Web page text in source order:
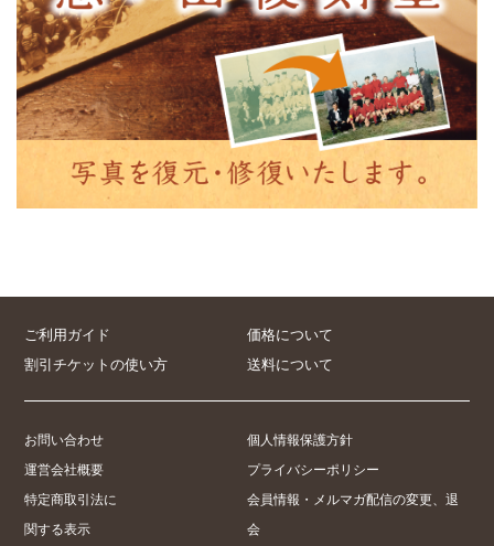
ご利用ガイド
割引チケットの使い方
価格について
送料について
お問い合わせ
運営会社概要
特定商取引法に
関する表示
個人情報保護方針
プライバシーポリシー
会員情報・メルマガ配信の変更、退
会